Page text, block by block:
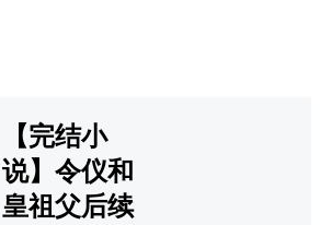
【完结小
说】令仪和
皇祖父后续